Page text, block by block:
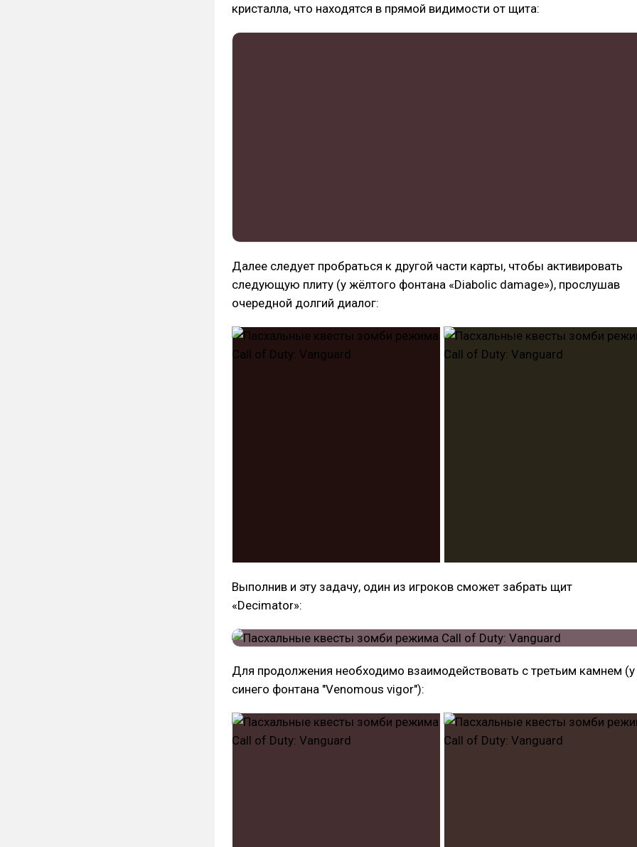
кристалла, что находятся в прямой видимости от щита:
Далее следует пробраться к другой части карты, чтобы активировать
следующую плиту (у жёлтого фонтана «Diabolic damage»), прослушав
очередной долгий диалог:
Выполнив и эту задачу, один из игроков сможет забрать щит
«Decimator»:
Для продолжения необходимо взаимодействовать с третьим камнем (у
синего фонтана "Venomous vigor"):